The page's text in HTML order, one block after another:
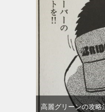
高麗グリーンの攻